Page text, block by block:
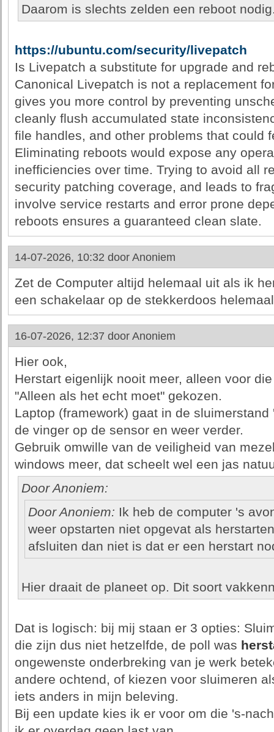
Daarom is slechts zelden een reboot
https://ubuntu.com/security/livepatch
Is Livepatch a substitute for upgrade and
Canonical Livepatch is not a replacement
gives you more control by preventing
cleanly flush accumulated state
file handles, and other problems that could
Eliminating reboots would expose any
inefficiencies over time. Trying to avoid all
security patching coverage, and leads to
involve service restarts and error prone
reboots ensures a guaranteed clean slate.
14-07-2026, 10:32 door Anoniem
Zet de Computer altijd helemaal uit als ik
een schakelaar op de stekkerdoos
16-07-2026, 12:37 door Anoniem
Hier ook,
Herstart eigenlijk nooit meer, alleen voor
"Alleen als het echt moet" gekozen.
Laptop (framework) gaat in de
de vinger op de sensor en weer verder.
Gebruik omwille van de veiligheid van
windows meer, dat scheelt wel een jas
Door Anoniem:
Door Anoniem: Ik heb de computer 's
weer opstarten niet opgevat als
afsluiten dan niet is dat er een herstart
Hier draait de planeet op. Dit soort
Dat is logisch: bij mij staan er 3 opties:
die zijn dus niet hetzelfde, de poll was
ongewenste onderbreking van je werk
andere ochtend, of kiezen voor sluimeren
iets anders in mijn beleving.
Bij een update kies ik er voor om die 's-